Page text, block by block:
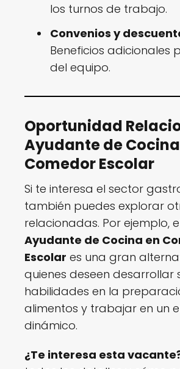
los turnos de trabajo.
Convenios y
Beneficios adicionales
del equipo.
Oportunidad
Ayudante de
Comedor Escolar
Si te interesa el sector
también puedes explorar
relacionadas. Por ejemplo,
Ayudante de Cocina en
Escolar es una gran
quienes deseen desarrollar
habilidades en la
alimentos y trabajar en un
dinámico.
¿Te interesa esta